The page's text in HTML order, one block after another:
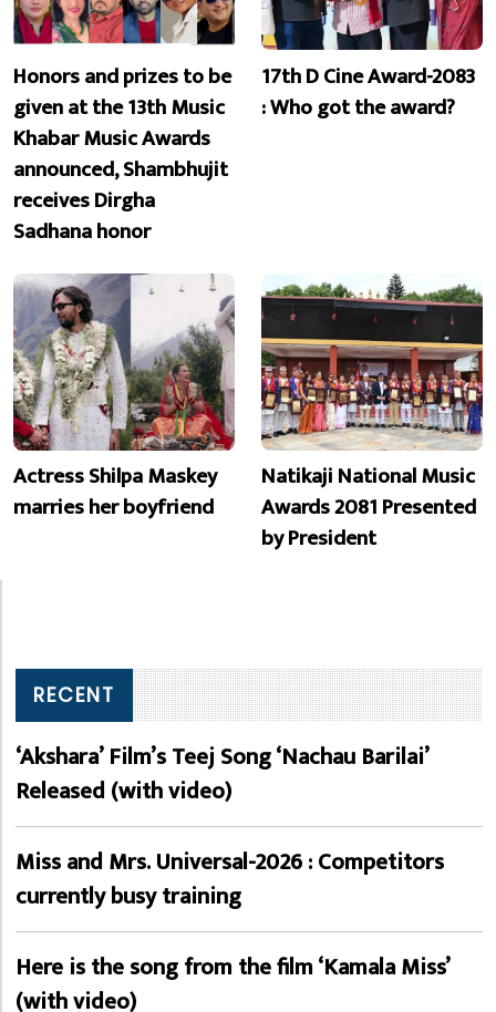
Honors and prizes to be
given at the 13th Music
Khabar Music Awards
announced, Shambhujit
receives Dirgha
Sadhana honor
17th D Cine Award-2083
: Who got the award?
Actress Shilpa Maskey
marries her boyfriend
Natikaji National Music
Awards 2081 Presented
by President
RECENT
‘Akshara’ Film’s Teej Song ‘Nachau Barilai’
Released (with video)
Miss and Mrs. Universal-2026 : Competitors
currently busy training
Here is the song from the film ‘Kamala Miss’
(with video)